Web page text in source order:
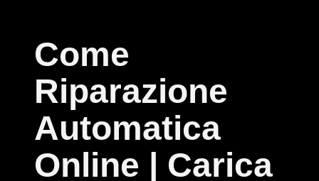
Come
Riparazione
Automatica
Online | Carica